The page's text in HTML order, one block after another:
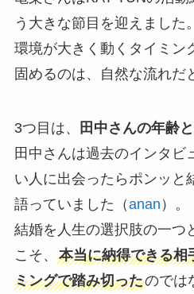
う大きな節目を迎えました。
環境が大きく動くタイミン
固めるのは、自然な流れだ
3つ目は、 田中さんの年齢
田中さんは過去のインタビ
い人に出会ったらポンッと
語っていました（anan ）。
結婚を人生の選択肢の一つ
こそ、 本当に納得できる相
ミングで踏み切ったのでは